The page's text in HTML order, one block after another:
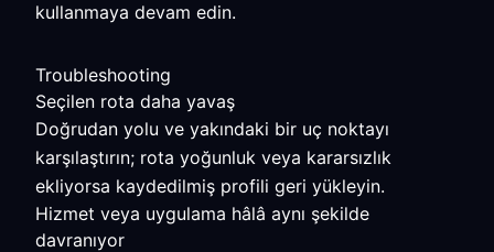
kullanmaya devam edin.
Troubleshooting
Seçilen rota daha yavaş
Doğrudan yolu ve yakındaki bir uç noktayı
karşılaştırın; rota yoğunluk veya kararsızlık
ekliyorsa kaydedilmiş profili geri yükleyin.
Hizmet veya uygulama hâlâ aynı şekilde
davranıyor